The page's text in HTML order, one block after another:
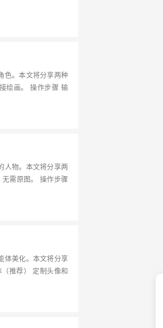
色。本文将分享两种
画。 操作步骤 输
人物。本文将分享两
需原图。 操作步骤
体美化。本文将分享
推荐） 定制头像和